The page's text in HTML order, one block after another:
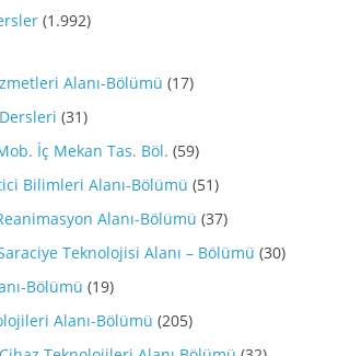
(1.992)
Alanı-Bölümü (17)
(31)
İç Mekan Tas. Böl. (59)
Bilimleri Alanı-Bölümü (51)
Alanı-Bölümü (37)
Teknolojisi Alanı – Bölümü (30)
Bölümü (19)
Alanı-Bölümü (205)